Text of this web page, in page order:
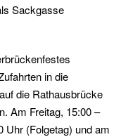
Sackgasse
in die
die Rathausbrücke
Am Freitag, 15:00 –
Uhr (Folgetag) und am